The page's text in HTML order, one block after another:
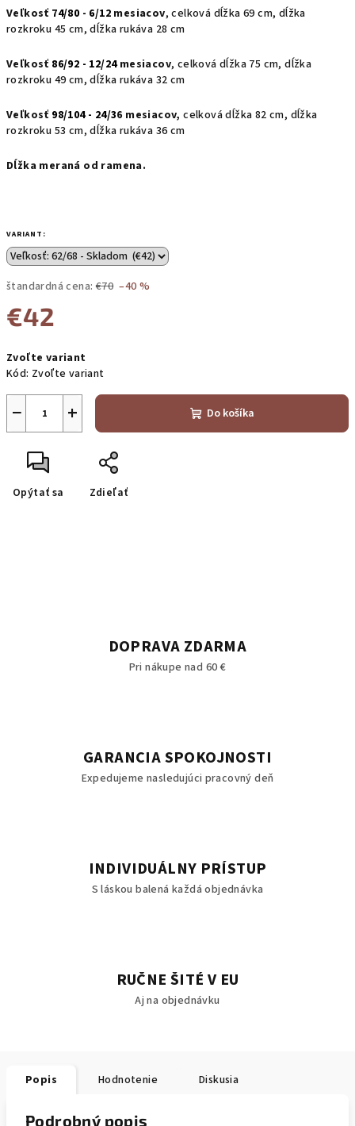
Veľkosť 74/80 - 6/12 mesiacov, celková dĺžka 69 cm, dĺžka
rozkroku 45 cm, dĺžka rukáva 28 cm
Veľkosť 86/92 - 12/24mesiacov, celková dĺžka 75 cm, dĺžka
rozkroku 49 cm, dĺžka rukáva 32 cm
Veľkosť 98/104 - 24/36 mesiacov, celková dĺžka 82 cm, dĺžka
rozkroku 53 cm, dĺžka rukáva 36 cm
Dĺžka meraná od ramena.
VARIANT:
štandardná cena: €70 –40 %
€42
cena:
Zvoľte variant
Kód: Zvoľte variant
+
− Do košíka
Opýtať sa Zdieľať
DOPRAVA ZDARMA
Pri nákupe nad 60 €
GARANCIA SPOKOJNOSTI
Expedujeme nasledujúci pracovný deň
INDIVIDUÁLNY PRÍSTUP
S láskou balená každá objednávka
RUČNE ŠITÉ V EU
Aj na objednávku
Popis Hodnotenie Diskusia
Podrobný popis